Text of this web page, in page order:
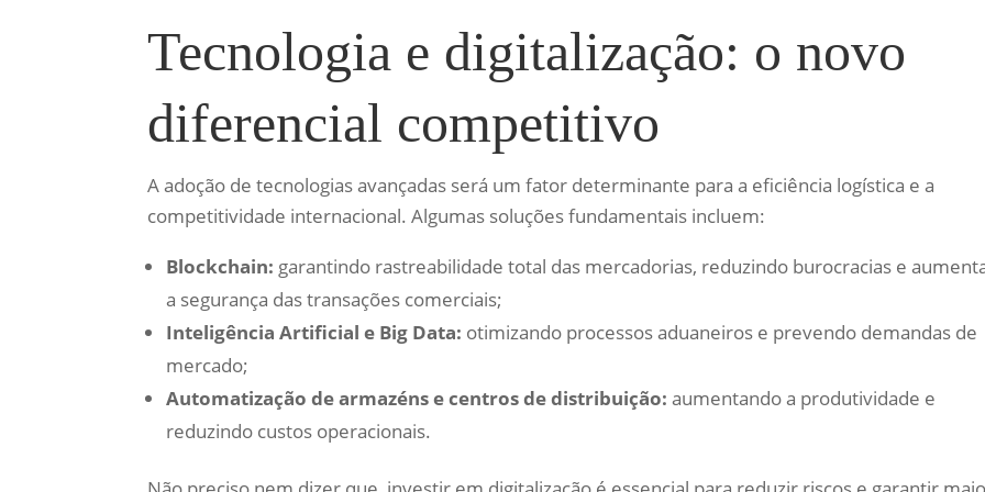
Tecnologia e digitalização: o novo
diferencial competitivo
A adoção de tecnologias avançadas será um fator determinante para a eficiência logística e a
competitividade internacional. Algumas soluções fundamentais incluem:
Blockchain: garantindo rastreabilidade total das mercadorias, reduzindo burocracias e
a segurança das transações comerciais;
Inteligência Artificial e Big Data: otimizando processos aduaneiros e prevendo demandas de
mercado;
Automatização de armazéns e centros de distribuição: aumentando a produtividade e
reduzindo custos operacionais.